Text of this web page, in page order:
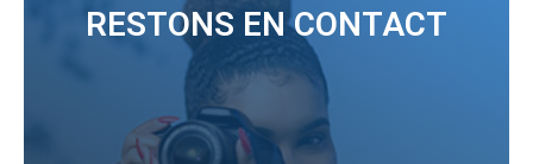
RESTONS EN CONTACT